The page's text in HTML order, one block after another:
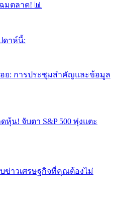
ตลาด! 📊
ดาห์นี้:
ย: การประชุมสำคัญและข้อมูล
น! จับตา S&P 500 พุ่งแตะ
ข่าวเศรษฐกิจที่คุณต้องไม่